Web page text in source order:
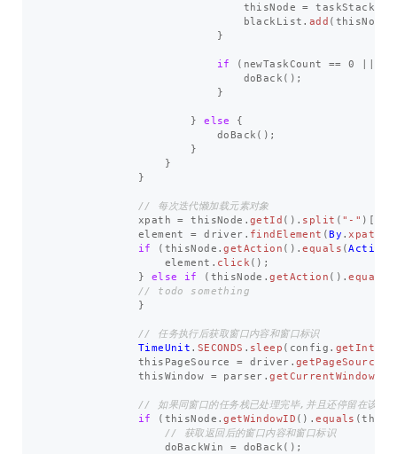
thisNode
= taskStack
blackList . add ( thisNode
}
if ( newTaskCount == 0
doBack ();
}
} else
{
doBack ();
}
}
}
// 每次迭代懒加载元素对象
xpath
= thisNode .getId (). split ( "-" )[
element
= driver . findElement (By .xpath
if
( thisNode .getAction ().equals (Action
element . click();
}
else if ( thisNode .getAction ().equals
// todo something
}
// 任务执行后获取窗口内容和窗口标识
TimeUnit . SECONDS . sleep ( config .
thisPageSource
= driver . getPageSource
thisWindow
= parser .getCurrentWindowID
// 如果同窗口的任务栈已处理完毕,并且还停留在该窗
if
( thisNode .getWindowID ().equals (
// 获取返回后的窗口内容和窗口标识
doBackWin
= doBack ();